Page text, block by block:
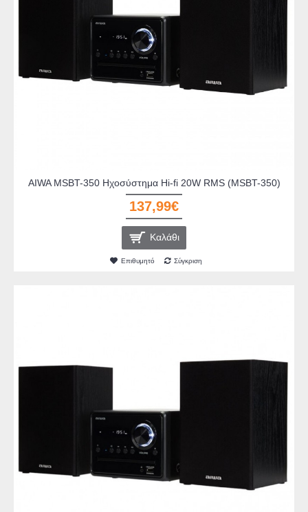
AIWA MSBT-350 Ηχοσύστημα Hi-fi 20W RMS (MSBT-350)
137,99€
Καλάθι
Επιθυμητό Σύγκριση